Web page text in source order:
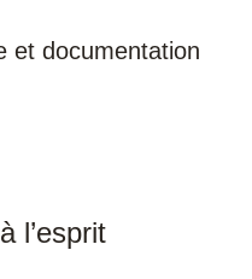
et documentation
l’esprit